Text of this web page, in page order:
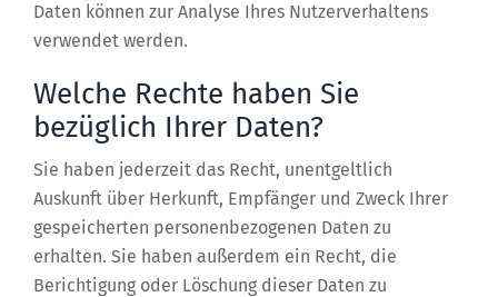
Daten können zur Analyse Ihres Nutzerverhaltens
verwendet werden.
Welche Rechte haben Sie
bezüglich Ihrer Daten?
Sie haben jederzeit das Recht, unentgeltlich
Auskunft über Herkunft, Empfänger und Zweck Ihrer
gespeicherten personenbezogenen Daten zu
erhalten. Sie haben außerdem ein Recht, die
Berichtigung oder Löschung dieser Daten zu